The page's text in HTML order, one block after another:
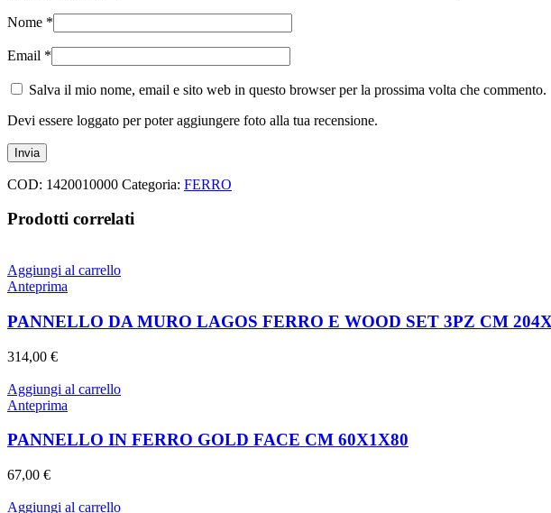
Nome *
Email *
Salva il mio nome, email e sito web in questo browser per la prossima volta che commento.
Devi essere loggato per poter aggiungere foto alla tua recensione.
COD: 1420010000 Categoria: FERRO
Prodotti correlati
Aggiungi al carrello
Anteprima
PANNELLO DA MURO LAGOS FERRO E WOOD SET 3PZ CM
314,00 €
Aggiungi al carrello
Anteprima
PANNELLO IN FERRO GOLD FACE CM 60X1X80
67,00 €
Aggiungi al carrello